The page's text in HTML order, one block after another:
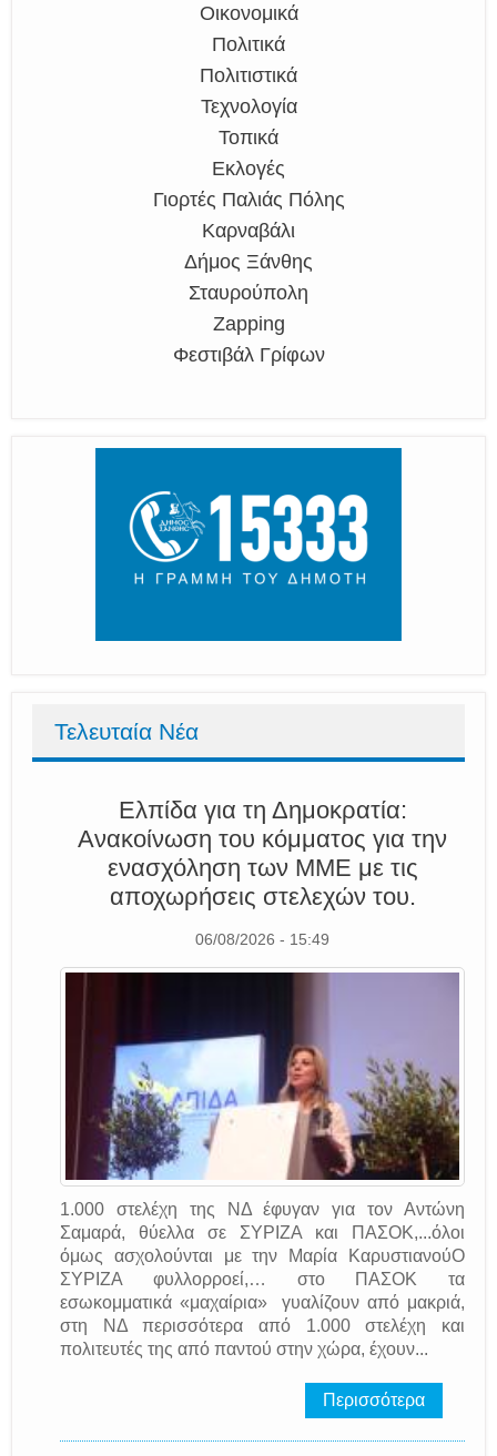
Οικονομικά
Πολιτικά
Πολιτιστικά
Τεχνολογία
Τοπικά
Εκλογές
Γιορτές Παλιάς Πόλης
Καρναβάλι
Δήμος Ξάνθης
Σταυρούπολη
Zapping
Φεστιβάλ Γρίφων
Τελευταία Νέα
Ελπίδα για τη Δημοκρατία:
Ανακοίνωση του κόμματος για την
ενασχόληση των ΜΜΕ με τις
αποχωρήσεις στελεχών του.
06/08/2026 - 15:49
1.000 στελέχη της ΝΔ έφυγαν για τον Αντώνη
Σαμαρά, θύελλα σε ΣΥΡΙΖΑ και ΠΑΣΟΚ,...όλοι
όμως ασχολούνται με την Μαρία ΚαρυστιανούΟ
ΣΥΡΙΖΑ φυλλορροεί,… στο ΠΑΣΟΚ τα
εσωκομματικά «μαχαίρια» γυαλίζουν από μακριά,
στη ΝΔ περισσότερα από 1.000 στελέχη και
πολιτευτές της από παντού στην χώρα, έχουν...
Περισσότερα